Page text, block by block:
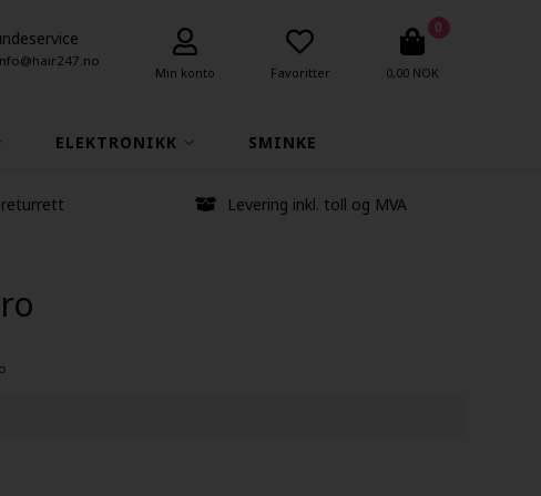
Min konto Favoritter
0
0,00 NOK
ELEKTRONIKK SMINKE
returrett Levering inkl. toll og MVA